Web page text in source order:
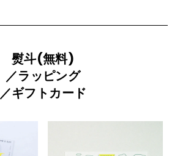
熨斗(無料)
／ラッピング
／ギフトカード